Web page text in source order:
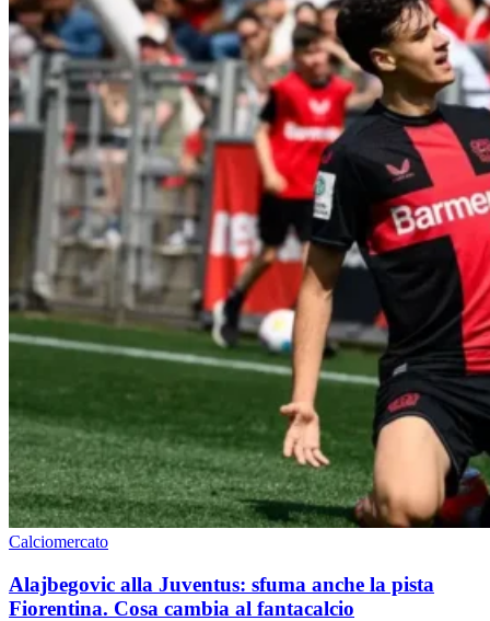
Calciomercato
Alajbegovic alla Juventus: sfuma anche la pista
Fiorentina. Cosa cambia al fantacalcio